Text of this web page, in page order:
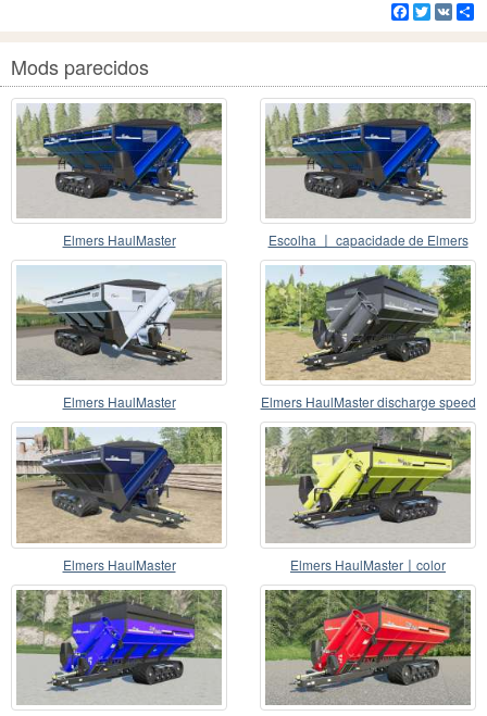
Facebook
Twitter
VK
Mods parecidos
Elmers HaulMaster
Escolha 〡 capacidade de Elmers
HaulMaster
Elmers HaulMaster
Elmers HaulMaster discharge speed
increased
Elmers HaulMaster
Elmers HaulMaster〡color
selecionável